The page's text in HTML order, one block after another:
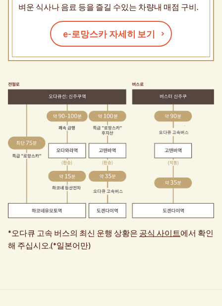
벼운 식사나 음료 등을 즐길 수있는 차량내 매점 구비.
e-로망스카 자세히 보기
*오다큐 고속 버스의 최신 운행 상황은 공식 사이트에서 확인
해 주십시오.(*일본어만)